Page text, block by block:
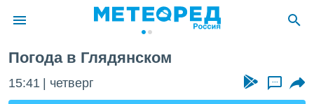
о
Погода в Глядянском
15:41 четверг ...